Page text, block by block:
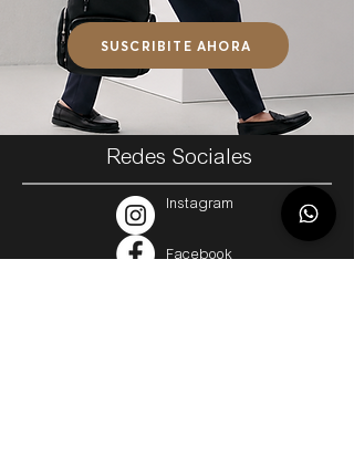
SUSCRIBITE AHORA
Redes Sociales
Instagram
Facebook